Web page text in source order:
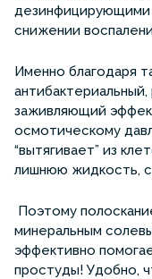
дезинфицирующими
снижении
Именно благодаря
заживляющий
осмотическому
“вытягивает” из
лишнюю жидкость,
Поэтому
минеральным
эффективно
простуды! Удобно,